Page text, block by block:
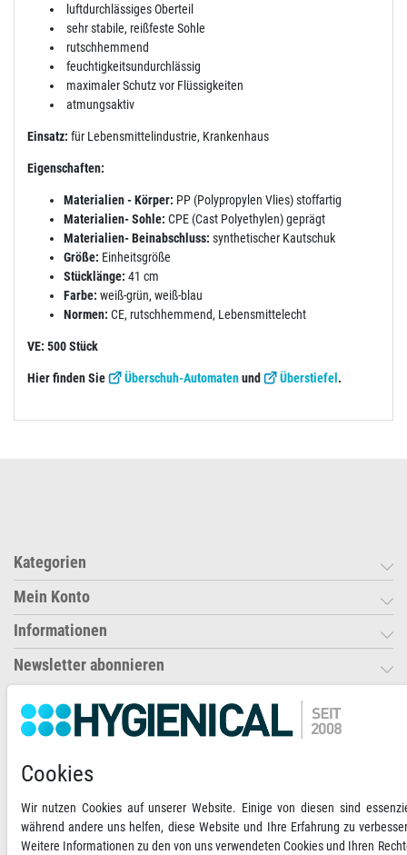
luftdurchlässiges Oberteil
sehr stabile, reißfeste Sohle
rutschhemmend
feuchtigkeitsundurchlässig
maximaler Schutz vor Flüssigkeiten
atmungsaktiv
Einsatz: für Lebensmittelindustrie, Krankenhaus
Eigenschaften:
Materialien - Körper: PP (Polypropylen Vlies) stoffartig
Materialien- Sohle: CPE (Cast Polyethylen) geprägt
Materialien- Beinabschluss: synthetischer Kautschuk
Größe: Einheitsgröße
Stücklänge: 41 cm
Farbe: weiß-grün, weiß-blau
Normen: CE, rutschhemmend, Lebensmittelecht
VE: 500 Stück
Hier finden Sie Überschuh-Automatenund Überstiefel .
Kategorien
Mein Konto
Informationen
Newsletter abonnieren
Ihre Zahlungsmöglichkeiten
Cookies
Wir nutzen Cookies auf unserer Website. Einige von diesen sind
während andere uns helfen, diese Website und Ihre Erfahrung zu
Weitere Informationen zu den von uns verwendeten Cookies und Ihren